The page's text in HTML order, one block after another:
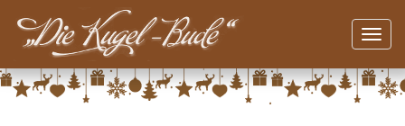
Direkt
zum